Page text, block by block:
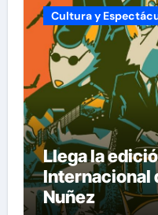
Cultura y
Llega la
Internacional
Nuñez